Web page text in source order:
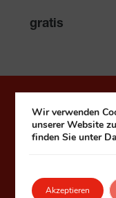
gratis
Häuser
1090 Wien,
Wir verwenden
unserer Website
finden Sie unter
Akzeptieren